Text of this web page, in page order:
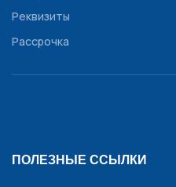
Реквизиты
Рассрочка
ПОЛЕЗНЫЕ ССЫЛКИ